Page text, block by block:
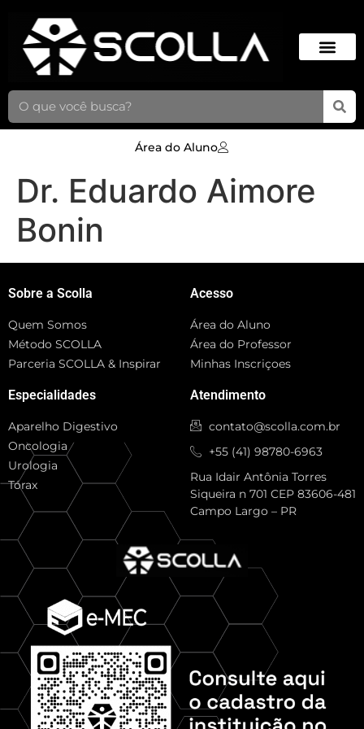
Área do Aluno
Dr. Eduardo Aimore
Bonin
Sobre a Scolla
Quem Somos
Método SCOLLA
Parceria SCOLLA & Inspirar
Especialidades
Aparelho Digestivo
Oncologia
Urologia
Tórax
Acesso
Área do Aluno
Área do Professor
Minhas Inscriçoes
Atendimento
contato@scolla.com.br
+55 (41) 98780-6963
Rua Idair Antônia Torres
Siqueira n 701 CEP 83606-481
Campo Largo – PR